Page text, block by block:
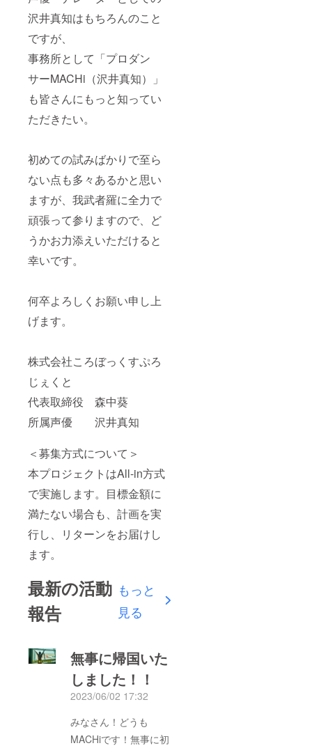
沢井真知はもちろんのこと
ですが、
事務所として「プロダン
サーMACHi（沢井真知）」
も皆さんにもっと知ってい
ただきたい。
初めての試みばかりで至ら
ない点も多々あるかと思い
ますが、我武者羅に全力で
頑張って参りますので、ど
うかお力添えいただけると
幸いです。
何卒よろしくお願い申し上
げます。
株式会社ころぼっくすぷろ
じぇくと
代表取締役 森中葵
所属声優 沢井真知
＜募集方式について＞
本プロジェクトはAll-in方式
で実施します。目標金額に
満たない場合も、計画を実
行し、リターンをお届けし
ます。
最新の活動
報告
もっと
見る
無事に帰国いた
しました！！
2023/06/02 17:32
みなさん！どうも
MACHiです！無事に初